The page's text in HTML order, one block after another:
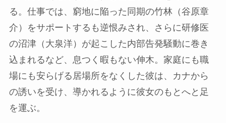
る。仕事では、窮地に陥った同期の竹林（谷原章
介）をサポートするも逆恨みされ、さらに研修医
の沼津（大泉洋）が起こした内部告発騒動に巻き
込まれるなど、息つく暇もない伸木。家庭にも職
場にも安らげる居場所をなくした彼は、カナから
の誘いを受け、導かれるように彼女のもとへと足
を運ぶ。